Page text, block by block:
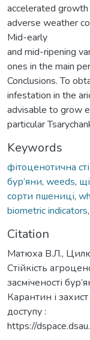
accelerated
adverse weather
Mid-early
and mid-ripening
ones in the main
Conclusions. To
infestation in the
advisable to grow
particular
Keywords
фітоценотична
бур’яни, weeds,
сорти пшениці,
biometric indicators,
Citation
Матюха В.Л.,
Стійкість
засміченості
Карантин і
доступу :
https://